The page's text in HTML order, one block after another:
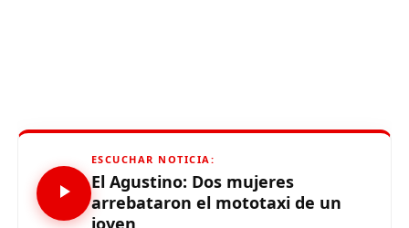
ESCUCHAR NOTICIA:
El Agustino: Dos mujeres
arrebataron el mototaxi de un
joven